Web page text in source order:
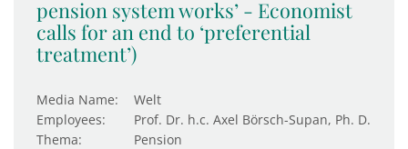
pension system works’ - Economist
calls for an end to ‘preferential
treatment’)
Media Name:
Welt
Employees:
Prof. Dr. h.c. Axel Börsch-Supan, Ph. D.
Thema:
Pension